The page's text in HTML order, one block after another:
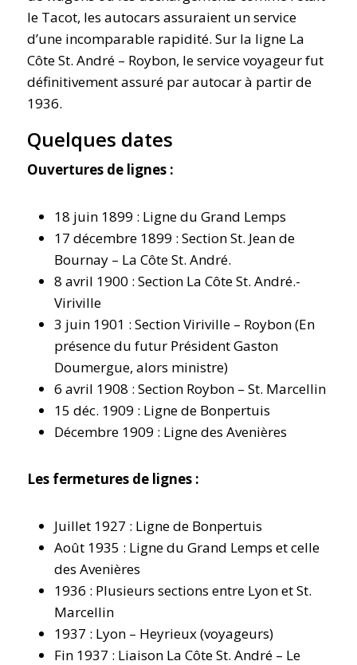
le Tacot, les autocars assuraient un service
d’une incomparable rapidité. Sur la ligne La
Côte St. André – Roybon, le service voyageur fut
définitivement assuré par autocar à partir de
1936.
Quelques dates
Ouvertures de lignes :
18 juin 1899 : Ligne du Grand Lemps
17 décembre 1899 : Section St. Jean de
Bournay – La Côte St. André.
8 avril 1900 : Section La Côte St. André.-
Viriville
3 juin 1901 : Section Viriville – Roybon (En
présence du futur Président Gaston
Doumergue, alors ministre)
6 avril 1908 : Section Roybon – St. Marcellin
15 déc. 1909 : Ligne de Bonpertuis
Décembre 1909 : Ligne des Avenières
Les fermetures de lignes :
Juillet 1927 : Ligne de Bonpertuis
Août 1935 : Ligne du Grand Lemps et celle
des Avenières
1936 : Plusieurs sections entre Lyon et St.
Marcellin
1937 : Lyon – Heyrieux (voyageurs)
Fin 1937 : Liaison La Côte St. André – Le